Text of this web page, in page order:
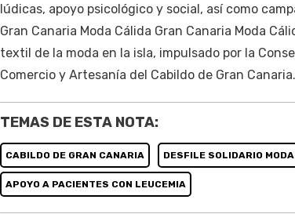
lúdicas, apoyo psicológico y social, así como
Gran Canaria Moda Cálida Gran Canaria Moda
textil de la moda en la isla, impulsado por la
Comercio y Artesanía del Cabildo de Gran Canaria.
TEMAS DE ESTA NOTA:
CABILDO DE GRAN CANARIA DESFILE SOLIDARIO
APOYO A PACIENTES CON LEUCEMIA